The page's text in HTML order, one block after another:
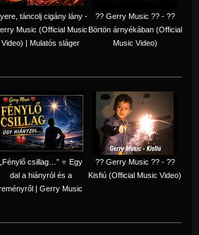
táncolj cigány lány -
Music (Official Music
Video) | Mulatós sláger
?? Gerry Music ?? - ??
Börtön árnyékában (Official
Music Video)
„Fénylő csillag…” ⭐ Egy
dal a hiányról és a
| Gerry Music
?? Gerry Music ?? - ??
Kisfiú (Official Music Video)